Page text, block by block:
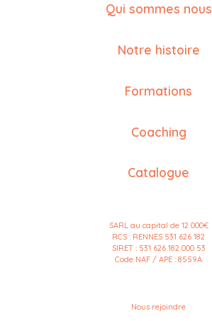
Qui sommes nous
Notre histoire
Formations
Coaching
Catalogue
SARL au capital de 12 000€
RCS : RENNES 531 626 182
SIRET : 531 626 182 000 53
Code NAF / APE : 8559A
Nous rejoindre